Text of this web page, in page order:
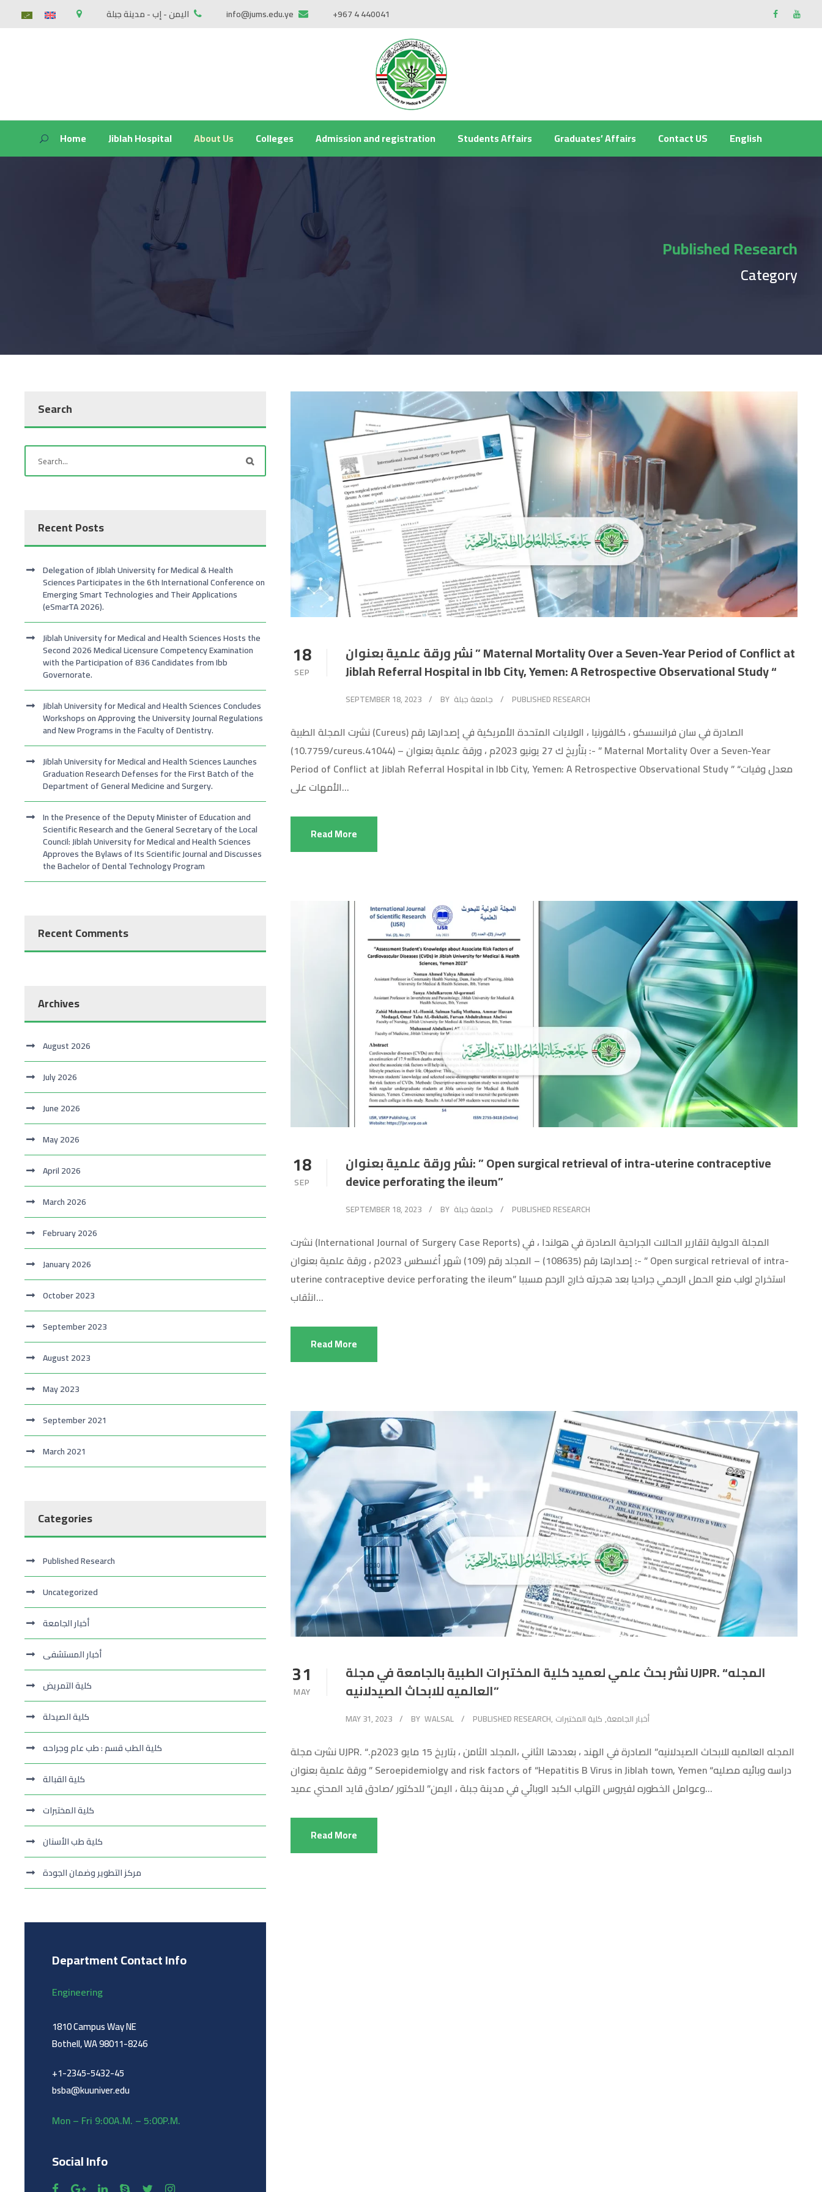
اليمن - إب - مدينة جبلة info@jums.edu.ye +967 4 440041
Home Jiblah Hospital About Us Colleges Admission and registration Students Affairs Graduates’ Affairs Contact US English
Published Research
Category
18
SEP
نشر ورقة علمية بعنوان ” Maternal Mortality Over a Seven-Year Period of Conflict at
Jiblah Referral Hospital in Ibb City, Yemen: A Retrospective Observational Study “
SEPTEMBER 18, 2023 BY جامعة جبلة PUBLISHED RESEARCH
نشرت المجلة الطبية (Cureus) الصادرة في سان فرانسسكو ، كالفورنيا ، الولايات المتحدة الأمريكية في إصدارها رقم
(10.7759/cureus.41044) – بتأريخ ك 27 يونيو 2023م ، ورقة علمية بعنوان :- ” Maternal Mortality Over a Seven-Year
Period of Conflict at Jiblah Referral Hospital in Ibb City, Yemen: A Retrospective Observational Study ” “معدل وفيات
الأمهات على...
Read More
18
SEP
نشر ورقة علمية بعنوان: ” Open surgical retrieval of intra-uterine contraceptive
device perforating the ileum”
SEPTEMBER 18, 2023 BY جامعة جبلة PUBLISHED RESEARCH
نشرت (International Journal of Surgery Case Reports) المجلة الدولية لتقارير الحالات الجراحية الصادرة في هولندا ، في
إصدارها رقم (108635) – المجلد رقم (109) شهر أغسطس 2023م ، ورقة علمية بعنوان :- ” Open surgical retrieval of intra-
uterine contraceptive device perforating the ileum” استخراج لولب منع الحمل الرحمي جراحيا بعد هجرته خارج الرحم مسببا
انثقاب...
Read More
31
MAY
نشر بحث علمي لعميد كلية المختبرات الطبية بالجامعة في مجلة UJPR. “المجله
العالميه للابحاث الصيدلانيه”
MAY 31, 2023 BY WALSAL PUBLISHED RESEARCH, أخبار الجامعة, كلية المختبرات
نشرت مجلة UJPR. “المجله العالميه للابحاث الصيدلانيه” الصادرة في الهند ، بعددها الثاني ،المجلد الثامن ، بتاريخ 15 مايو 2023م.
ورقة علمية بعنوان ” Seroepidemiolgy and risk factors of “Hepatitis B Virus in Jiblah town, Yemen “دراسه وبائيه مصليه
وعوامل الخطوره لفيروس التهاب الكبد الوبائي في مدينة جبلة ، اليمن” للدكتور /صادق قايد المحني عميد...
Read More
Search
Recent Posts
Delegation of Jiblah University for Medical & Health
Sciences Participates in the 6th International Conference on
Emerging Smart Technologies and Their Applications
(eSmarTA 2026).
Jiblah University for Medical and Health Sciences Hosts the
Second 2026 Medical Licensure Competency Examination
with the Participation of 836 Candidates from Ibb
Governorate.
Jiblah University for Medical and Health Sciences Concludes
Workshops on Approving the University Journal Regulations
and New Programs in the Faculty of Dentistry.
Jiblah University for Medical and Health Sciences Launches
Graduation Research Defenses for the First Batch of the
Department of General Medicine and Surgery.
In the Presence of the Deputy Minister of Education and
Scientific Research and the General Secretary of the Local
Council: Jiblah University for Medical and Health Sciences
Approves the Bylaws of Its Scientific Journal and Discusses
the Bachelor of Dental Technology Program
Recent Comments
Archives
August 2026
July 2026
June 2026
May 2026
April 2026
March 2026
February 2026
January 2026
October 2023
September 2023
August 2023
May 2023
September 2021
March 2021
Categories
Published Research
Uncategorized
أخبار الجامعة
أخبار المستشفى
كلية التمريض
كلية الصيدلة
كلية الطب قسم : طب عام وجراحه
كلية القبالة
كلية المختبرات
كلية طب الأسنان
مركز التطوير وضمان الجودة
Department Contact Info
Engineering
1810 Campus Way NE
Bothell, WA 98011-8246
+1-2345-5432-45
bsba@kuuniver.edu
Mon – Fri 9:00A.M. – 5:00P.M.
Social Info